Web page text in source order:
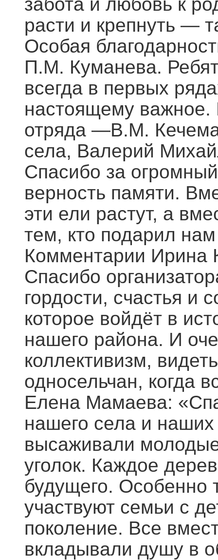
расти и крепнуть —
Особая
П.М. Куманева.
всегда в первых
настоящему важное.
отряда —В.М.
села, Валерий
Спасибо за
верность памяти.
эти ели растут, а
тем, кто подарил
Комментарии Ирина
Спасибо
гордости, счастья и
которое войдёт в
нашего района. И
коллективизм,
односельчан, когда
Елена Мамаева:
нашего села и наших
высаживали
уголок. Каждое
будущего. Особенно
участвуют семьи с
поколение. Все
вкладывали душу в